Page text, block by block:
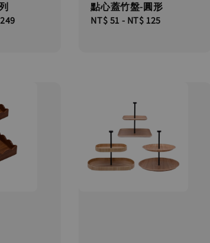
點心蓋竹盤-圓形
Regular
NT$ 51 - NT$ 125